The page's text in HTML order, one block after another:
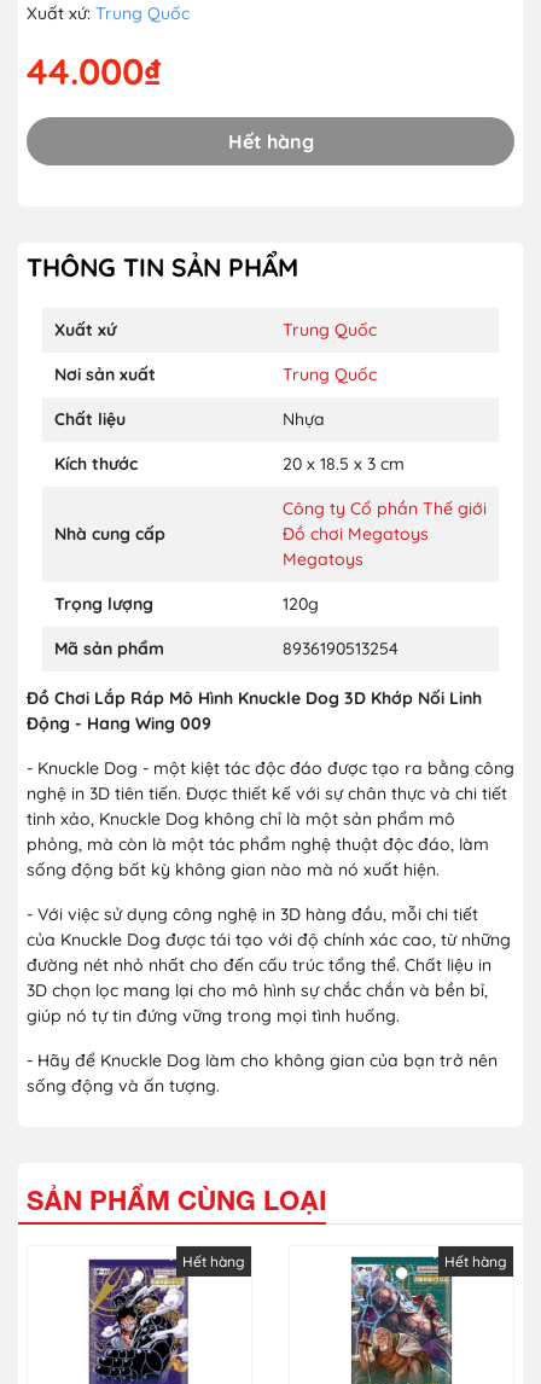
Xuất xứ: Trung Quốc
44.000₫
Hết hàng
THÔNG TIN SẢN PHẨM
Xuất xứ Trung Quốc
Nơi sản xuất Trung Quốc
Chất liệu Nhựa
Kích thước 20 x 18.5 x 3 cm
Nhà cung cấp
Công ty Cổ phần Thế giới
Đồ chơi Megatoys
Megatoys
Trọng lượng 120g
Mã sản phẩm 8936190513254
Đồ Chơi Lắp Ráp Mô Hình Knuckle Dog 3D Khớp Nối Linh
Động - Hang Wing 009
- Knuckle Dog - một kiệt tác độc đáo được tạo ra bằng công
nghệ in 3D tiên tiến. Được thiết kế với sự chân thực và chi tiết
tinh xảo, Knuckle Dog không chỉ là một sản phẩm mô
phỏng, mà còn là một tác phẩm nghệ thuật độc đáo, làm
sống động bất kỳ không gian nào mà nó xuất hiện.
- Với việc sử dụng công nghệ in 3D hàng đầu, mỗi chi tiết
của Knuckle Dog được tái tạo với độ chính xác cao, từ những
đường nét nhỏ nhất cho đến cấu trúc tổng thể. Chất liệu in
3D chọn lọc mang lại cho mô hình sự chắc chắn và bền bỉ,
giúp nó tự tin đứng vững trong mọi tình huống.
- Hãy để Knuckle Dog làm cho không gian của bạn trở nên
sống động và ấn tượng.
SẢN PHẨM CÙNG LOẠI
Hết hàng Hết hàng